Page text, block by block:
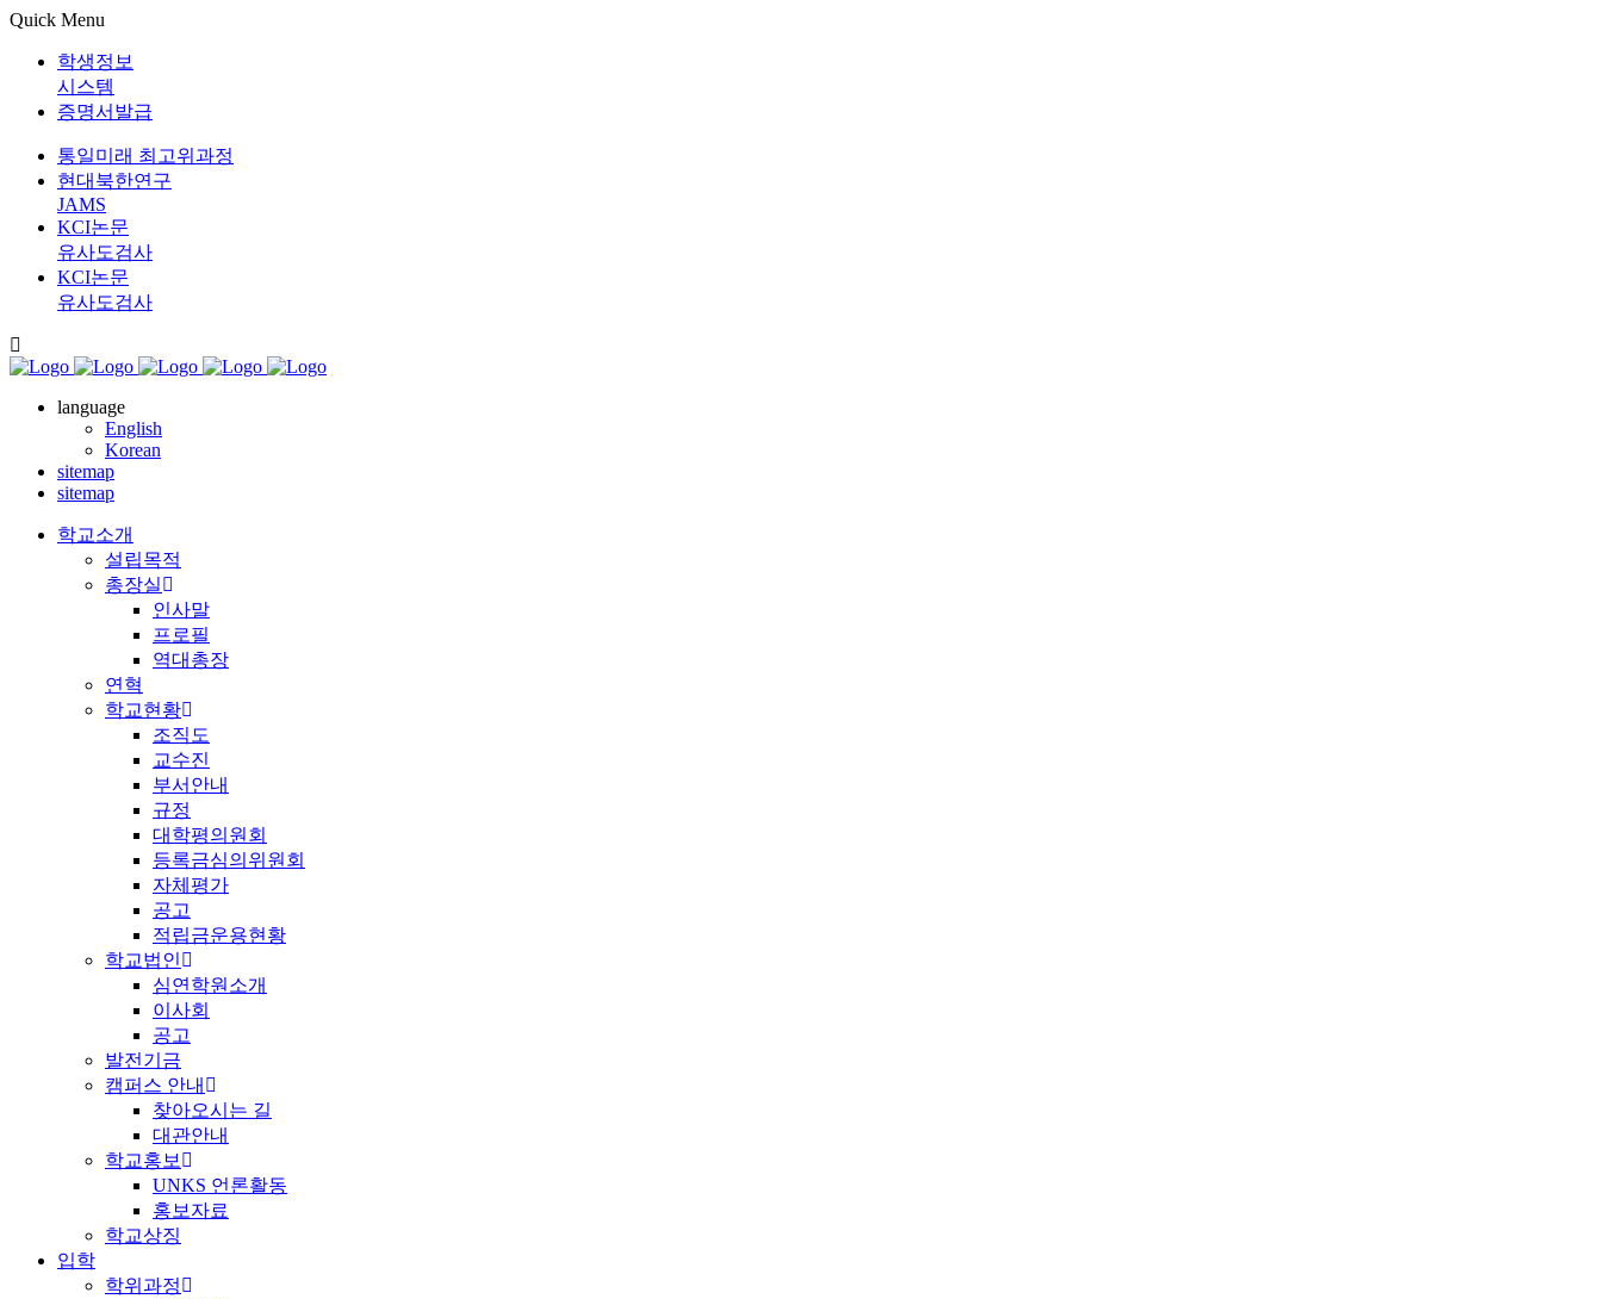
Quick Menu
학생정보
시스템
증명서발급
통일미래 최고위과정
현대북한연구
JAMS
KCI논문
유사도검사
KCI논문
유사도검사
language
English
Korean
sitemap
sitemap
학교소개
설립목적
총장실
인사말
프로필
역대총장
연혁
학교현황
조직도
교수진
부서안내
규정
대학평의원회
등록금심의위원회
자체평가
공고
적립금운용현황
학교법인
심연학원소개
이사회
공고
발전기금
캠퍼스 안내
찾아오시는 길
대관안내
학교홍보
UNKS 언론활동
홍보자료
학교상징
입학
학위과정